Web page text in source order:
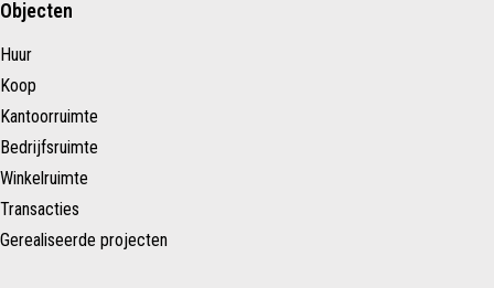
Objecten
Huur
Koop
Kantoorruimte
Bedrijfsruimte
Winkelruimte
Transacties
Gerealiseerde projecten